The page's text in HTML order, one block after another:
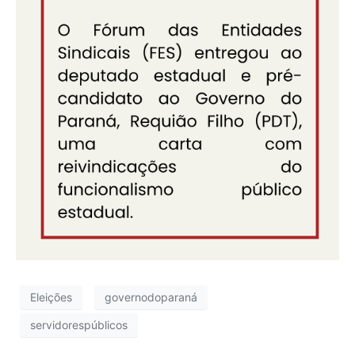
Eleições governodoparaná
servidorespúblicos